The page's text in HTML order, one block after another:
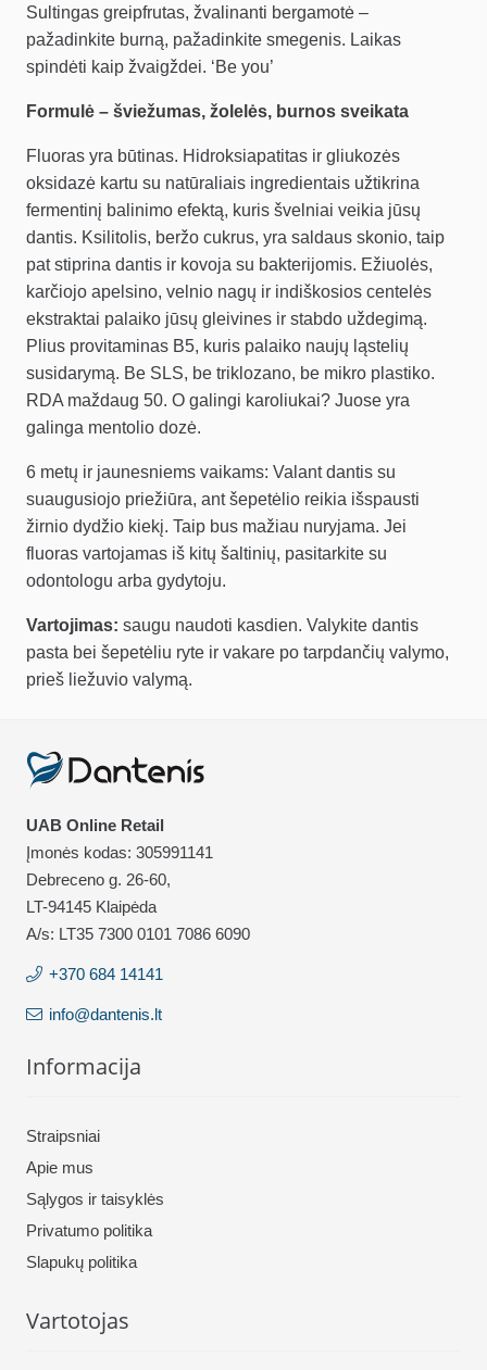
Sultingas greipfrutas, žvalinanti bergamotė –
pažadinkite burną, pažadinkite smegenis. Laikas
spindėti kaip žvaigždei. ‘Be you’
Formulė – šviežumas, žolelės, burnos sveikata
Fluoras yra būtinas. Hidroksiapatitas ir gliukozės
oksidazė kartu su natūraliais ingredientais užtikrina
fermentinį balinimo efektą, kuris švelniai veikia jūsų
dantis. Ksilitolis, beržo cukrus, yra saldaus skonio, taip
pat stiprina dantis ir kovoja su bakterijomis. Ežiuolės,
karčiojo apelsino, velnio nagų ir indiškosios centelės
ekstraktai palaiko jūsų gleivines ir stabdo uždegimą.
Plius provitaminas B5, kuris palaiko naujų ląstelių
susidarymą. Be SLS, be triklozano, be mikro plastiko.
RDA maždaug 50. O galingi karoliukai? Juose yra
galinga mentolio dozė.
6 metų ir jaunesniems vaikams: Valant dantis su
suaugusiojo priežiūra, ant šepetėlio reikia išspausti
žirnio dydžio kiekį. Taip bus mažiau nuryjama. Jei
fluoras vartojamas iš kitų šaltinių, pasitarkite su
odontologu arba gydytoju.
Vartojimas: saugu naudoti kasdien. Valykite dantis
pasta bei šepetėliu ryte ir vakare po tarpdančių valymo,
prieš liežuvio valymą.
UAB Online Retail
Įmonės kodas: 305991141
Debreceno g. 26-60,
LT-94145 Klaipėda
A/s: LT35 7300 0101 7086 6090
+370 684 14141
info@dantenis.lt
Informacija
Straipsniai
Apie mus
Sąlygos ir taisyklės
Privatumo politika
Slapukų politika
Vartotojas